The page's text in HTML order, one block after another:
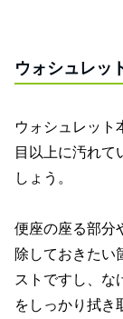
ウォシュレッ
ウォシュレット
目以上に汚れて
しょう。
便座の座る部分
除しておきたい
ストですし、な
をしっかり拭き